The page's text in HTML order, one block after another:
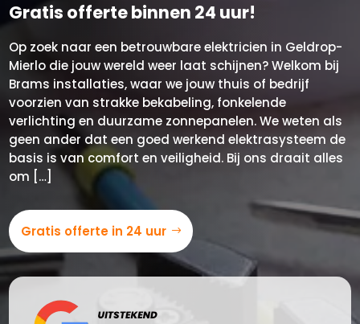
Gratis offerte binnen 24 uur!
Op zoek naar een betrouwbare elektricien in Geldrop-
Mierlo die jouw wereld weer laat schijnen? Welkom bij
Brams installaties, waar we jouw thuis of bedrijf
voorzien van strakke bekabeling, fonkelende
verlichting en duurzame zonnepanelen. We weten als
geen ander dat een goed werkend elektrasysteem de
basis is van comfort en veiligheid. Bij ons draait alles
om […]
Gratis offerte in 24 uur